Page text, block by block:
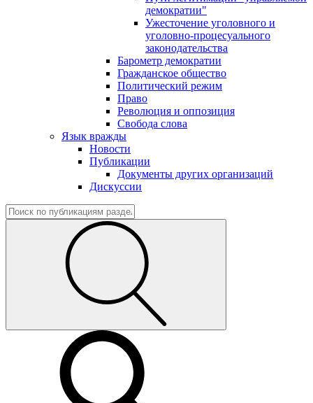
демократии"
Ужесточение уголовного и
уголовно-процесуального
законодательства
Барометр демократии
Гражданское общество
Политический режим
Право
Революция и оппозиция
Свобода слова
Язык вражды
Новости
Публикации
Документы других организаций
Дискуссии